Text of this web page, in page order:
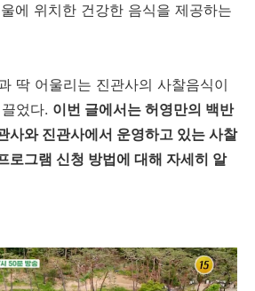
에 위치한 건강한 음식을 제공하는
딱 어울리는 진관사의 사찰음식이
었다. 이번 글에서는 허영만의 백반
사와 진관사에서 운영하고 있는 사찰
로그램 신청 방법에 대해 자세히 알